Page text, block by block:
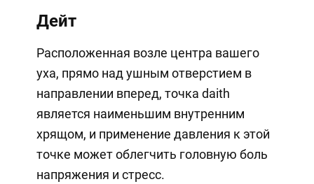
Дейт
Расположенная возле центра вашего
уха, прямо над ушным отверстием в
направлении вперед, точка daith
является наименьшим внутренним
хрящом, и применение давления к этой
точке может облегчить головную боль
напряжения и стресс.